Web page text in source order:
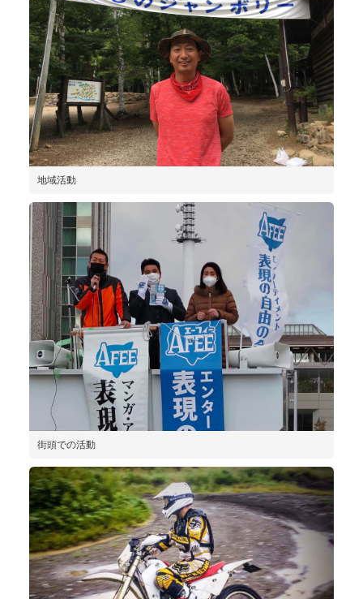
地域活動
街頭での活動